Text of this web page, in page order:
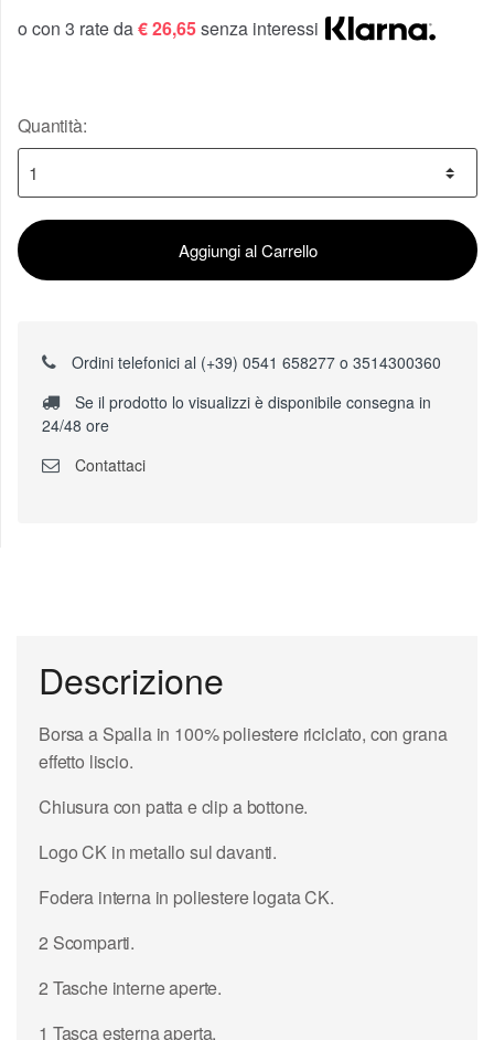
o con 3 rate da€ 26,65senza interessi
Quantità:
Aggiungi al Carrello
Ordini telefonici al (+39) 0541 658277 o 3514300360
Se il prodotto lo visualizzi è disponibile consegna in
24/48 ore
Contattaci
Descrizione
Borsa a Spalla in 100% poliestere riciclato, con grana
effetto liscio.
Chiusura con patta e clip a bottone.
Logo CK in metallo sul davanti.
Fodera interna in poliestere logata CK.
2 Scomparti.
2 Tasche interne aperte.
1 Tasca esterna aperta.